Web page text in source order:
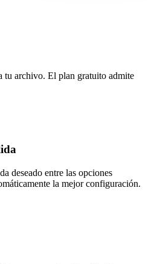
tu archivo. El plan gratuito admite
deseado entre las opciones
la mejor configuración.